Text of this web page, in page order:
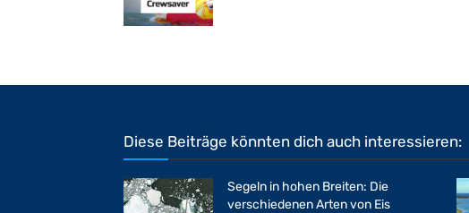
Diese Beiträge könnten dich auch interessieren:
Segeln in hohen Breiten: Die
verschiedenen Arten von Eis